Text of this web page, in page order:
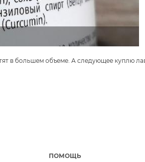
в большем объеме. А следующее куплю
ПОМОЩЬ